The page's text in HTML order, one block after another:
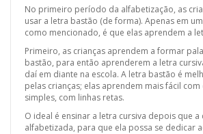
No primeiro período da alfabetização, as
usar a letra bastão (de forma). Apenas em
como mencionado, é que elas aprendem a
Primeiro, as crianças aprendem a formar
bastão, para então aprenderem a letra
daí em diante na escola. A letra bastão é
pelas crianças; elas aprendem mais fácil
simples, com linhas retas.
O ideal é ensinar a letra cursiva depois que a
alfabetizada, para que ela possa se dedicar